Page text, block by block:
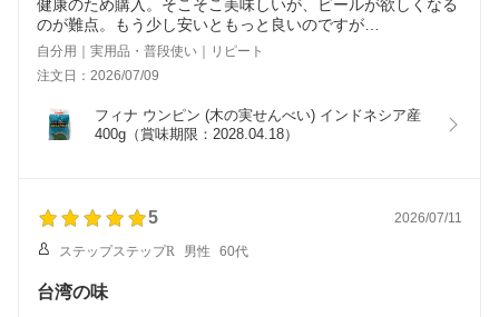
健康のため購入。そこそこ美味しいが、ビールが欲しくなる
のが難点。もう少し安いともっと良いのですが…
自分用｜実用品・普段使い｜リピート
注文日：2026/07/09
フィナ ウンピン (木の実せんべい) インドネシア産
400g（賞味期限：2028.04.18）
5 2026/07/11
ステップステップR 男性 60代
台湾の味